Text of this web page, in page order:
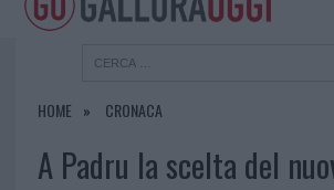
HOME CRONACA
A Padru la scelta del